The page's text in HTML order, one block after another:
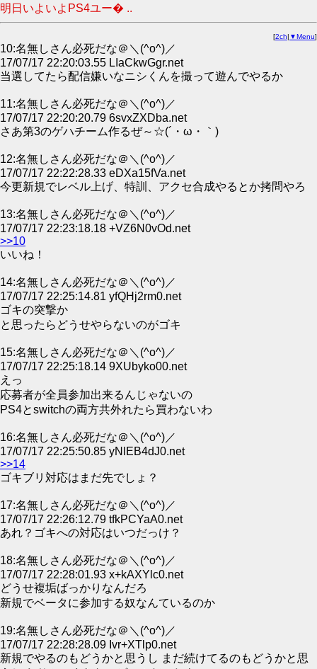
明日いよいよPS4ユー� ..
[2ch| ▼Menu]
10:名無しさん必死だな＠＼(^o^)／
17/07/17 22:20:03.55 LIaCkwGgr.net
当選してたら配信嫌いなニシくんを撮って遊んでやるか
11:名無しさん必死だな＠＼(^o^)／
17/07/17 22:20:20.79 6svxZXDba.net
さあ第3のゲハチーム作るぜ～☆(´・ω・｀)
12:名無しさん必死だな＠＼(^o^)／
17/07/17 22:22:28.33 eDXa15fVa.net
今更新規でレベル上げ、特訓、アクセ合成やるとか拷問やろ
13:名無しさん必死だな＠＼(^o^)／
17/07/17 22:23:18.18 +VZ6N0vOd.net
>>10
いいね！
14:名無しさん必死だな＠＼(^o^)／
17/07/17 22:25:14.81 yfQHj2rm0.net
ゴキの突撃か
と思ったらどうせやらないのがゴキ
15:名無しさん必死だな＠＼(^o^)／
17/07/17 22:25:18.14 9XUbyko00.net
えっ
応募者が全員参加出来るんじゃないの
PS4とswitchの両方共外れたら買わないわ
16:名無しさん必死だな＠＼(^o^)／
17/07/17 22:25:50.85 yNlEB4dJ0.net
>>14
ゴキブリ対応はまだ先でしょ？
17:名無しさん必死だな＠＼(^o^)／
17/07/17 22:26:12.79 tfkPCYaA0.net
あれ？ゴキへの対応はいつだっけ？
18:名無しさん必死だな＠＼(^o^)／
17/07/17 22:28:01.93 x+kAXYlc0.net
どうせ複垢ばっかりなんだろ
新規でベータに参加する奴なんているのか
19:名無しさん必死だな＠＼(^o^)／
17/07/17 22:28:28.09 Ivr+XTlp0.net
新規でやるのもどうかと思うし まだ続けてるのもどうかと思